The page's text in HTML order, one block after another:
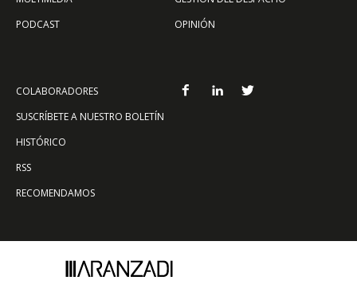
PODCAST
OPINIÓN
COLABORADORES
SUSCRÍBETE A NUESTRO BOLETÍN
HISTÓRICO
RSS
RECOMENDAMOS